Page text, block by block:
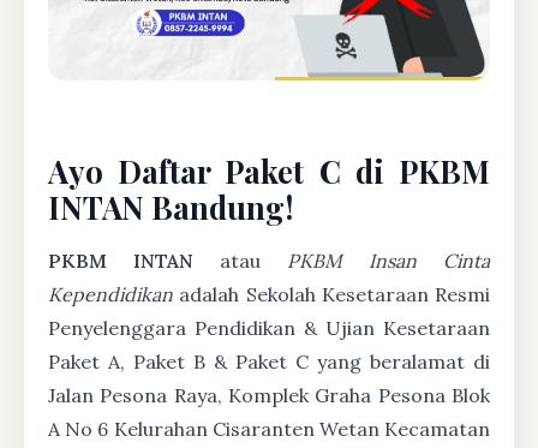
Ayo Daftar Paket C di PKBM
INTAN Bandung!
PKBM INTAN atau PKBM Insan Cinta
Kependidikan adalah Sekolah Kesetaraan Resmi
Penyelenggara Pendidikan & Ujian Kesetaraan
Paket A, Paket B & Paket C yang beralamat di
Jalan Pesona Raya, Komplek Graha Pesona Blok
A No 6 Kelurahan Cisaranten Wetan Kecamatan